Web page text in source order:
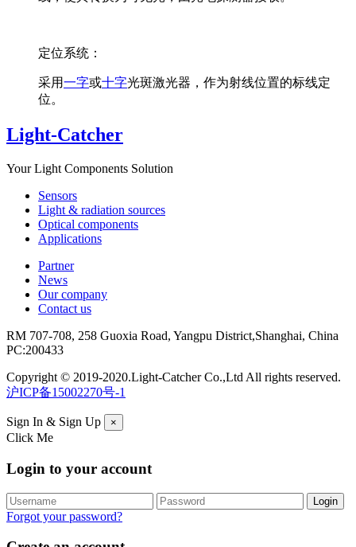
定位系统：
采用一字或十字光斑激光器，作为射线位置的标线定
位。
Light-Catcher
Your Light Components Solution
Sensors
Light & radiation sources
Optical components
Applications
Partner
News
Our company
Contact us
RM 707-708, 258 Guoxia Road, Yangpu District,Shanghai, China
PC:200433
Copyright © 2019-2020.Light-Catcher Co.,Ltd All rights reserved.
沪ICP备15002270号-1
Sign In & Sign Up ×
Click Me
Login to your account
Forgot your password?